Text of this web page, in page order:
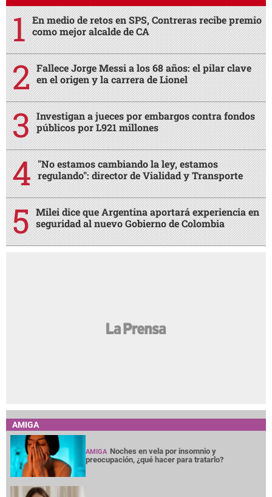
En medio de retos en SPS, Contreras recibe premio
como mejor alcalde de CA
Fallece Jorge Messi a los 68 años: el pilar clave
en el origen y la carrera de Lionel
Investigan a jueces por embargos contra fondos
públicos por L921 millones
"No estamos cambiando la ley, estamos
regulando": director de Vialidad y Transporte
Milei dice que Argentina aportará experiencia en
seguridad al nuevo Gobierno de Colombia
AMIGA
AMIGA Noches en vela por insomnio y
preocupación, ¿qué hacer para tratarlo?